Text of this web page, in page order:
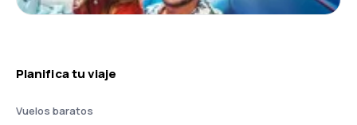
Planifica tu viaje
Vuelos baratos